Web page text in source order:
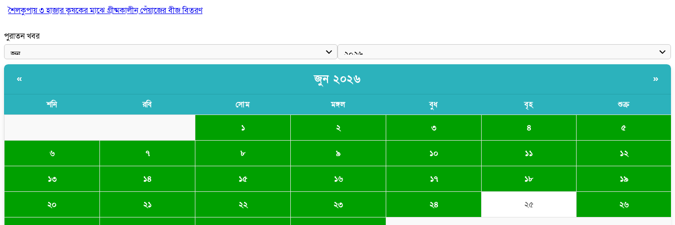
শৈলকুপায় ৩ হাজার কৃষকের মাঝে গ্রীষ্মকালীন পেঁয়াজের বীজ বিতরণ
পুরাতন খবর
« জুন ২০২৬ »
শনি রবি সোম মঙ্গল বুধ বৃহ শুক্র
১ ২ ৩ ৪ ৫
৬ ৭ ৮ ৯ ১০ ১১ ১২
১৩ ১৪ ১৫ ১৬ ১৭ ১৮ ১৯
২০ ২১ ২২ ২৩ ২৪ ২৫ ২৬